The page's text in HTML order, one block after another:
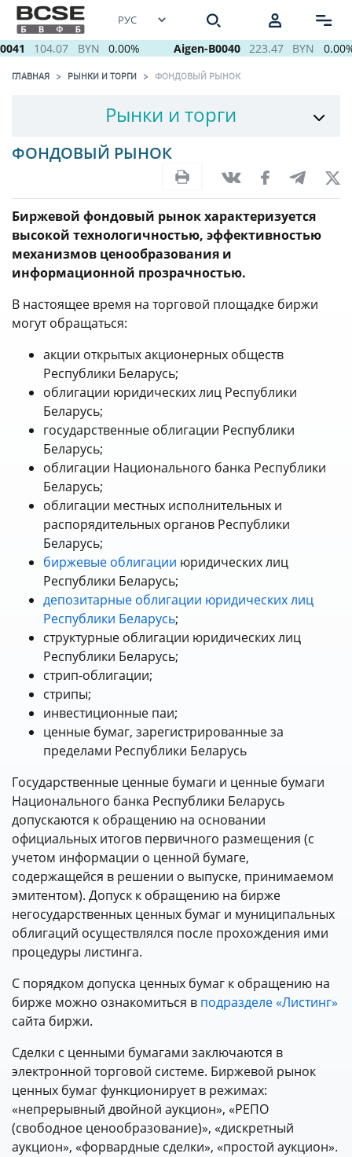
104.07 BYN 0.00% Aigen-B0040 223.47 BYN 0.00%
ГЛАВНАЯ РЫНКИ И ТОРГИ ФОНДОВЫЙ РЫНОК
Рынки и торги
ФОНДОВЫЙ РЫНОК
Биржевой фондовый рынок характеризуется
высокой технологичностью, эффективностью
механизмов ценообразования и
информационной прозрачностью.
В настоящее время на торговой площадке биржи
могут обращаться:
акции открытых акционерных обществ
Республики Беларусь;
облигации юридических лиц Республики
Беларусь;
государственные облигации Республики
Беларусь;
облигации Национального банка Республики
Беларусь;
облигации местных исполнительных и
распорядительных органов Республики
Беларусь;
биржевые облигации юридических лиц
Республики Беларусь;
депозитарные облигации юридических лиц
Республики Беларусь;
структурные облигации юридических лиц
Республики Беларусь;
стрип-облигации;
стрипы;
инвестиционные паи;
ценные бумаг, зарегистрированные за
пределами Республики Беларусь
Государственные ценные бумаги и ценные бумаги
Национального банка Республики Беларусь
допускаются к обращению на основании
официальных итогов первичного размещения (с
учетом информации о ценной бумаге,
содержащейся в решении о выпуске, принимаемом
эмитентом). Допуск к обращению на бирже
негосударственных ценных бумаг и муниципальных
облигаций осуществлялся после прохождения ими
процедуры листинга.
С порядком допуска ценных бумаг к обращению на
бирже можно ознакомиться в подразделе «Листинг»
сайта биржи.
Сделки с ценными бумагами заключаются в
электронной торговой системе. Биржевой рынок
ценных бумаг функционирует в режимах:
«непрерывный двойной аукцион», «РЕПО
(свободное ценообразование)», «дискретный
аукцион», «форвардные сделки», «простой аукцион».